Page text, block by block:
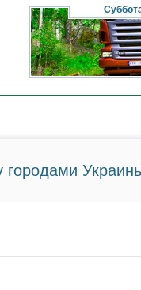
городами